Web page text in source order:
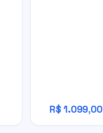
R$ 1.099,00